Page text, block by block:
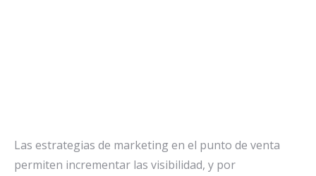
Las estrategias de marketing en el punto de venta
permiten incrementar las visibilidad, y por